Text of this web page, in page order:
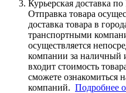
Курьерская доставка
Отправка товара
доставка товара в
транспортными
осуществляется
компании за наличный
входит стоимость
сможете ознакомиться
компаний. Подробнее